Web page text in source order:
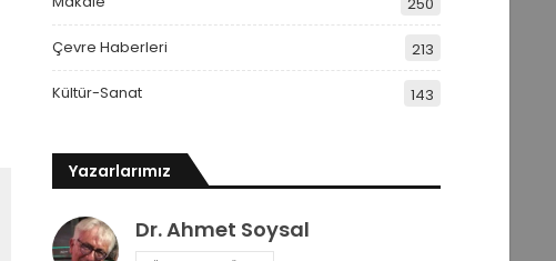
250
Çevre Haberleri 213
Kültür-Sanat 143
Yazarlarımız
Dr. Ahmet Soysal